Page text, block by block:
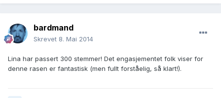
bardmand
Skrevet 8. Mai 2014
Lina har passert 300 stemmer! Det engasjementet folk viser for
denne rasen er fantastisk (men fullt forståelig, så klart!).